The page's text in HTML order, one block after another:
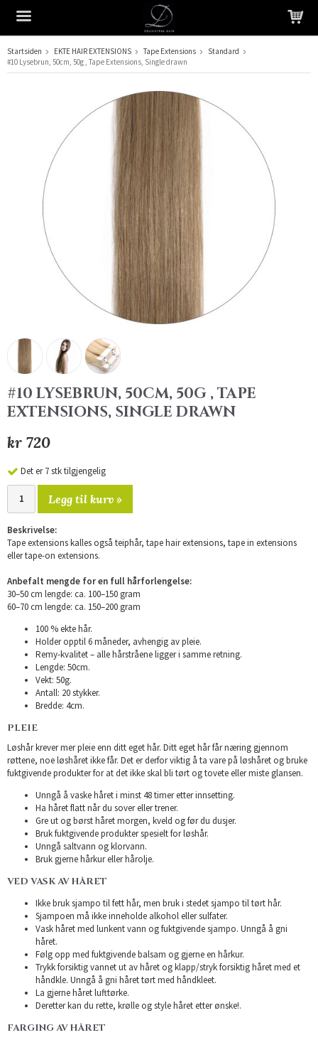
Produktet har blitt lagt til i handlekurven din
Startsiden EKTE HAIR EXTENSIONS Tape Extensions
Standard
#10 Lysebrun, 50cm, 50g , Tape Extensions, Single drawn
#10 LYSEBRUN, 50CM, 50G , TAPE
EXTENSIONS, SINGLE DRAWN
kr 720
Det er 7 stk tilgjengelig
Legg til kurv »
Beskrivelse:
Tape extensions kalles også teiphår, tape hair extensions, tape in extensions
eller tape-on extensions.
Anbefalt mengde for en full hårforlengelse:
30–50 cm lengde: ca. 100–150 gram
60–70 cm lengde: ca. 150–200 gram
100 % ekte hår.
Holder opptil 6 måneder, avhengig av pleie.
Remy-kvalitet – alle hårstråene ligger i samme retning.
Lengde: 50cm.
Vekt: 50g.
Antall: 20 stykker.
Bredde: 4cm.
PLEIE
Løshår krever mer pleie enn ditt eget hår. Ditt eget hår får næring gjennom
røttene, noe løshåret ikke får. Det er derfor viktig å ta vare på løshåret og bruke
fuktgivende produkter for at det ikke skal bli tørt og tovete eller miste glansen.
Unngå å vaske håret i minst 48 timer etter innsetting.
Ha håret flatt når du sover eller trener.
Gre ut og børst håret morgen, kveld og før du dusjer.
Bruk fuktgivende produkter spesielt for løshår.
Unngå saltvann og klorvann.
Bruk gjerne hårkur eller hårolje.
VED VASK AV HÅRET
Ikke bruk sjampo til fett hår, men bruk i stedet sjampo til tørt hår.
Sjampoen må ikke inneholde alkohol eller sulfater.
Vask håret med lunkent vann og fuktgivende sjampo. Unngå å gni
håret.
Følg opp med fuktgivende balsam og gjerne en hårkur.
Trykk forsiktig vannet ut av håret og klapp/stryk forsiktig håret med et
håndkle. Unngå å gni håret tørt med håndkleet.
La gjerne håret lufttørke.
Deretter kan du rette, krølle og style håret etter ønske!.
FARGING AV HÅRET